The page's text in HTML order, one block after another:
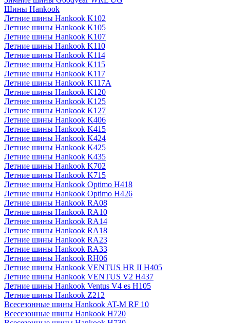
Шины Hankook
Летние шины Hankook K102
Летние шины Hankook K105
Летние шины Hankook K107
Летние шины Hankook K110
Летние шины Hankook K114
Летние шины Hankook K115
Летние шины Hankook K117
Летние шины Hankook K117A
Летние шины Hankook K120
Летние шины Hankook K125
Летние шины Hankook K127
Летние шины Hankook K406
Летние шины Hankook K415
Летние шины Hankook K424
Летние шины Hankook K425
Летние шины Hankook K435
Летние шины Hankook K702
Летние шины Hankook K715
Летние шины Hankook Optimo H418
Летние шины Hankook Optimo H426
Летние шины Hankook RA08
Летние шины Hankook RA10
Летние шины Hankook RA14
Летние шины Hankook RA18
Летние шины Hankook RA23
Летние шины Hankook RA33
Летние шины Hankook RH06
Летние шины Hankook VENTUS HR II H405
Летние шины Hankook VENTUS V2 H437
Летние шины Hankook Ventus V4 es H105
Летние шины Hankook Z212
Всесезонные шины Hankook AT-M RF 10
Всесезонные шины Hankook H720